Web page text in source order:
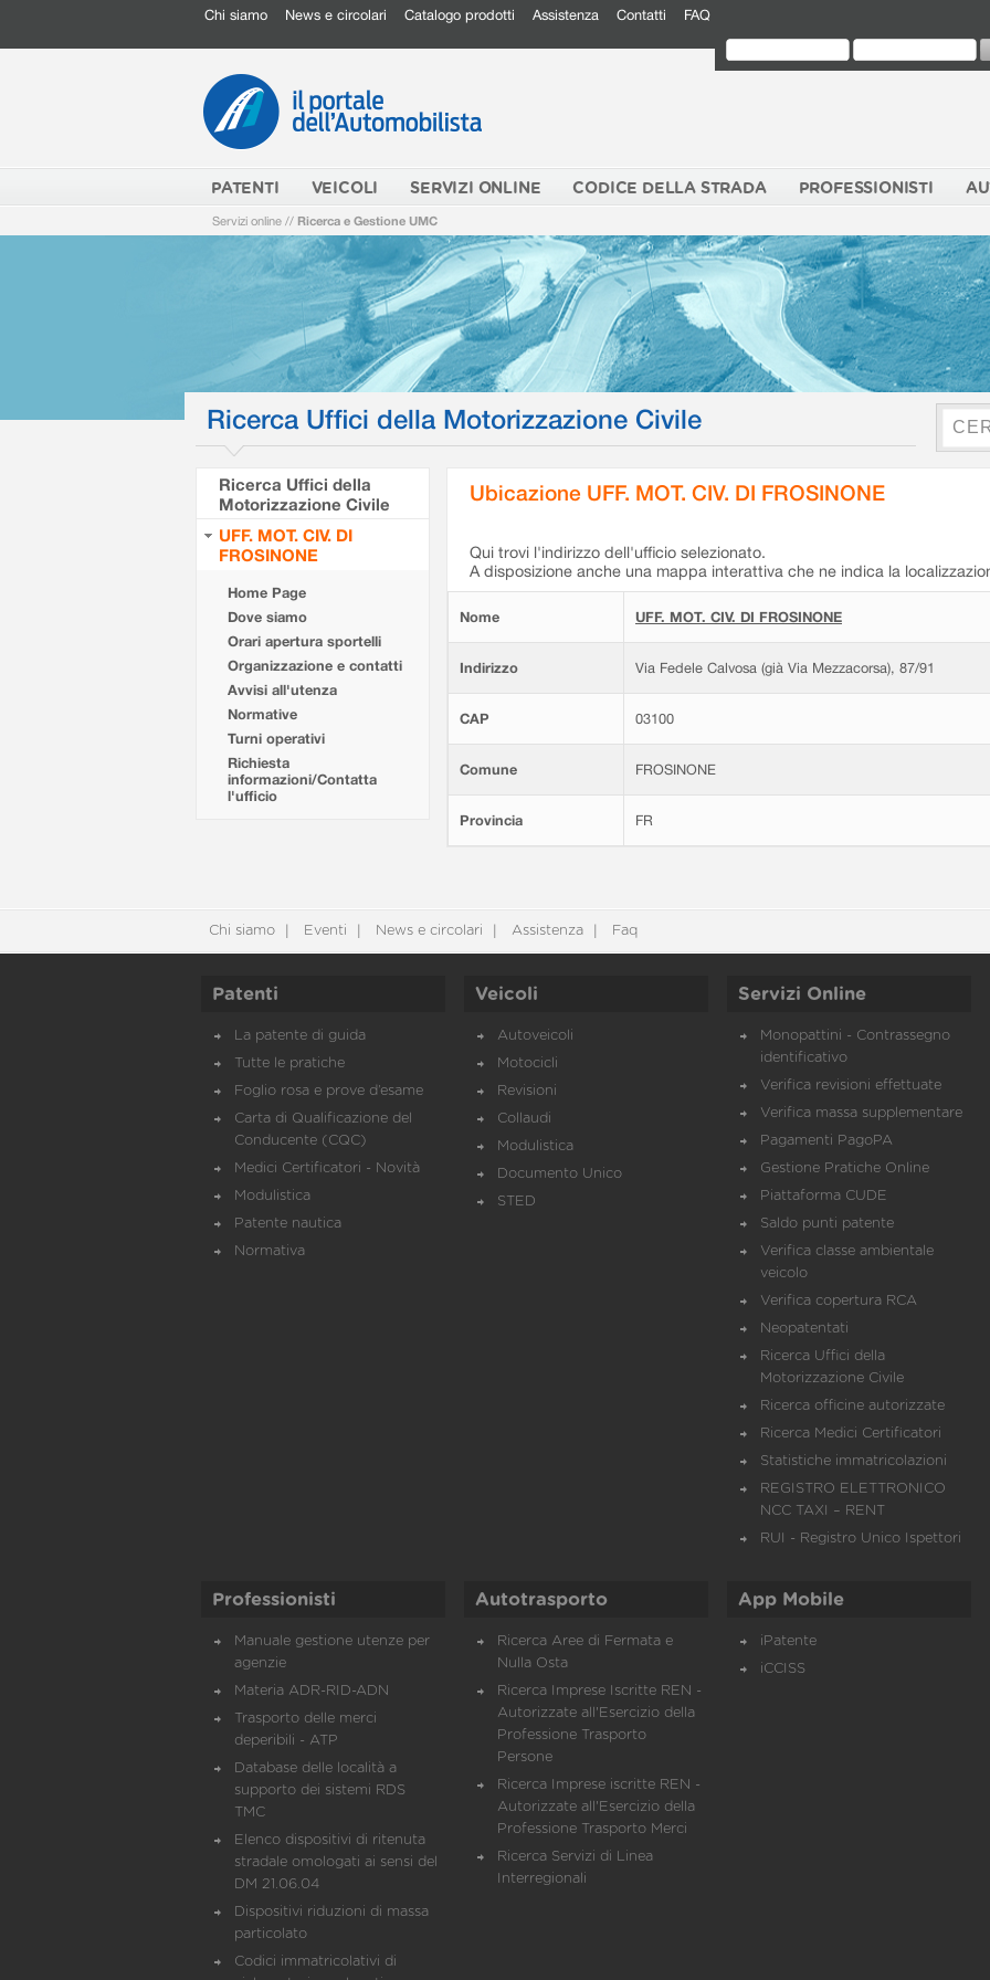
Chi siamo News e circolari Catalogo prodotti Assistenza Contatti FAQ
PATENTI VEICOLI SERVIZI ONLINE CODICE DELLA STRADA PROFESSIONISTI
Servizi online // Ricerca e Gestione UMC
Ricerca Uffici della Motorizzazione Civile
Ricerca Uffici della
Motorizzazione Civile
UFF. MOT. CIV. DI
FROSINONE
Home Page
Dove siamo
Orari apertura sportelli
Organizzazione e contatti
Avvisi all'utenza
Normative
Turni operativi
Richiesta
informazioni/Contatta
l'ufficio
Ubicazione UFF. MOT. CIV. DI FROSINONE
Qui trovi l'indirizzo dell'ufficio selezionato.
A disposizione anche una mappa interattiva che ne indica la
Nome UFF. MOT. CIV. DI FROSINONE
Indirizzo Via Fedele Calvosa (già Via Mezzacorsa), 87/91
CAP 03100
Comune FROSINONE
Provincia FR
Chi siamo Eventi News e circolari Assistenza Faq
Patenti
La patente di guida
Tutte le pratiche
Foglio rosa e prove d’esame
Carta di Qualificazione del
Conducente (CQC)
Medici Certificatori - Novità
Modulistica
Patente nautica
Normativa
Veicoli
Autoveicoli
Motocicli
Revisioni
Collaudi
Modulistica
Documento Unico
STED
Servizi Online
Monopattini - Contrassegno
identificativo
Verifica revisioni effettuate
Verifica massa supplementare
Pagamenti PagoPA
Gestione Pratiche Online
Piattaforma CUDE
Saldo punti patente
Verifica classe ambientale
veicolo
Verifica copertura RCA
Neopatentati
Ricerca Uffici della
Motorizzazione Civile
Ricerca officine autorizzate
Ricerca Medici Certificatori
Statistiche immatricolazioni
REGISTRO ELETTRONICO
NCC TAXI – RENT
RUI - Registro Unico Ispettori
Professionisti
Manuale gestione utenze per
agenzie
Materia ADR-RID-ADN
Trasporto delle merci
deperibili - ATP
Database delle località a
supporto dei sistemi RDS
TMC
Elenco dispositivi di ritenuta
stradale omologati ai sensi del
DM 21.06.04
Dispositivi riduzioni di massa
particolato
Codici immatricolativi di
Autotrasporto
Ricerca Aree di Fermata e
Nulla Osta
Ricerca Imprese Iscritte REN -
Autorizzate all'Esercizio della
Professione Trasporto
Persone
Ricerca Imprese iscritte REN -
Autorizzate all'Esercizio della
Professione Trasporto Merci
Ricerca Servizi di Linea
Interregionali
App Mobile
iPatente
iCCISS